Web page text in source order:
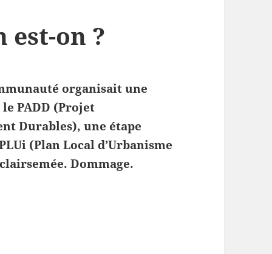
est-on ?
organisait une
PADD (Projet
Durables), une étape
(Plan Local d’Urbanisme
Dommage.
est-on ?